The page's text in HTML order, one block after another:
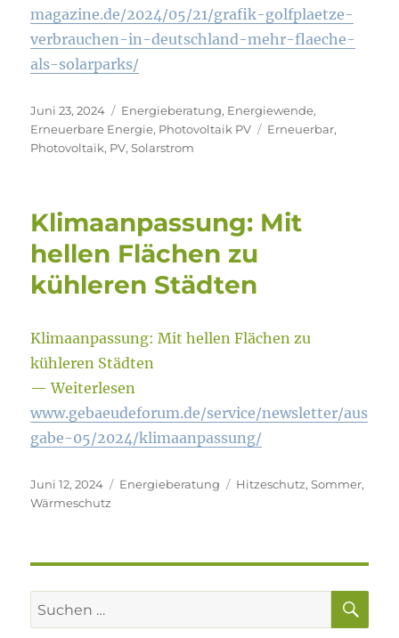
magazine.de/2024/05/21/grafik-golfplaetze-
verbrauchen-in-deutschland-mehr-flaeche-
als-solarparks/
Veröffentlicht
am
Juni 23, 2024 Kategorien
Energieberatung, Energiewende,
Erneuerbare Energie, Photovoltaik PV Schlagwörter
Erneuerbar,
Photovoltaik, PV,Solarstrom
Klimaanpassung: Mit
hellen Flächen zu
kühleren Städten
Klimaanpassung: Mit hellen Flächen zu
kühleren Städten
— Weiterlesen
www.gebaeudeforum.de/service/newsletter/aus
gabe-05/2024/klimaanpassung/
Veröffentlicht
am
Juni 12, 2024 Kategorien
Energieberatung Schlagwörter
Hitzeschutz,Sommer,
Wärmeschutz
Suchen
nach: